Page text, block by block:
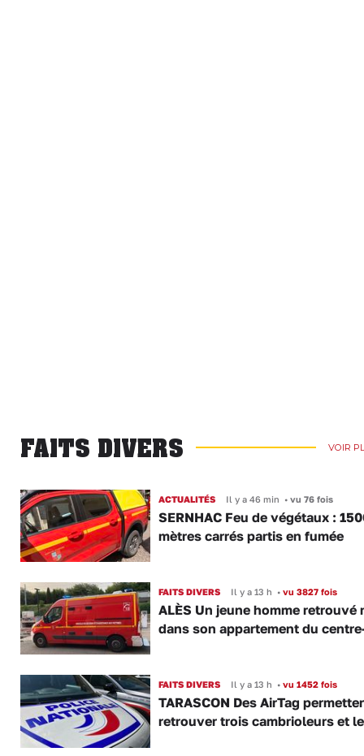
FAITS DIVERS VOIR
ACTUALITÉS Il y a 46 min •vu 76 fois
SERNHAC Feu de végétaux :
mètres carrés partis en fumée
FAITS DIVERS Il y a 13 h •vu 3827 fois
ALÈS Un jeune homme retrouvé
dans son appartement du
FAITS DIVERS Il y a 13 h •vu 1452 fois
TARASCON Des AirTag
retrouver trois cambrioleurs et